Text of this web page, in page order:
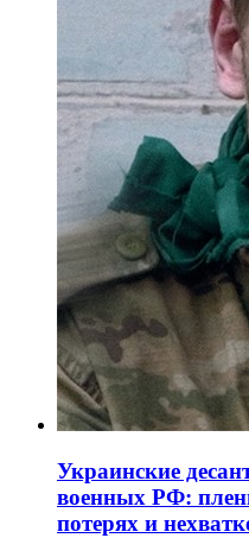
Украинские
военных РФ:
потерях и